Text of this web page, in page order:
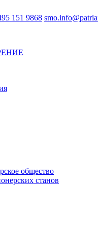
151 9868
общество
станов